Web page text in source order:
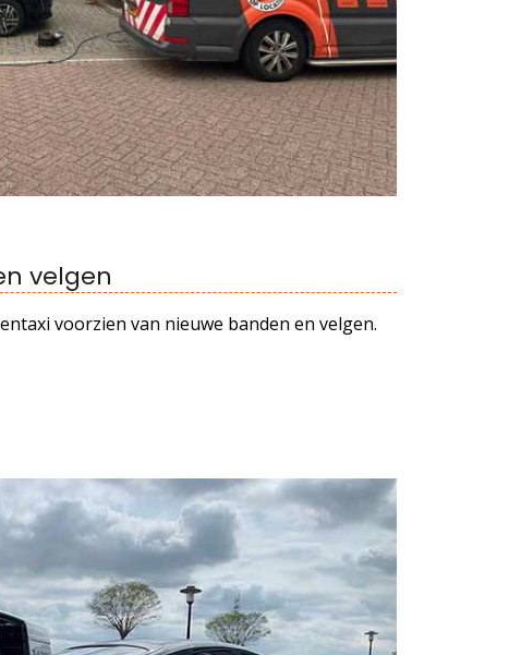
velgen
voorzien van nieuwe banden en velgen.